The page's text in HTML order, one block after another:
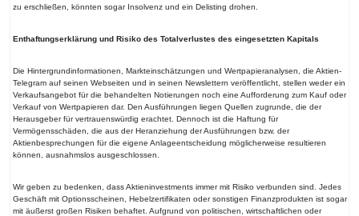
zu erschließen, könnten sogar Insolvenz und ein Delisting drohen.
Enthaftungserklärung und Risiko des Totalverlustes des eingesetzten Kapitals
Die Hintergrundinformationen, Markteinschätzungen und Wertpapieranalysen, die Aktien-
Telegram auf seinen Webseiten und in seinen Newslettern veröffentlicht, stellen weder ein
Verkaufsangebot für die behandelten Notierungen noch eine Aufforderung zum Kauf oder
Verkauf von Wertpapieren dar. Den Ausführungen liegen Quellen zugrunde, die der
Herausgeber für vertrauenswürdig erachtet. Dennoch ist die Haftung für
Vermögensschäden, die aus der Heranziehung der Ausführungen bzw. der
Aktienbesprechungen für die eigene Anlageentscheidung möglicherweise resultieren
können, ausnahmslos ausgeschlossen.
Wir geben zu bedenken, dass Aktieninvestments immer mit Risiko verbunden sind. Jedes
Geschäft mit Optionsscheinen, Hebelzertifikaten oder sonstigen Finanzprodukten ist sogar
mit äußerst großen Risiken behaftet. Aufgrund von politischen, wirtschaftlichen oder